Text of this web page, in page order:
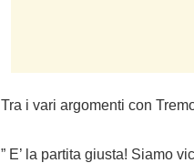
Tra i vari argomenti con
” E’ la partita giusta! Siamo